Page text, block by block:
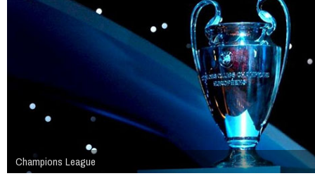
Champions League